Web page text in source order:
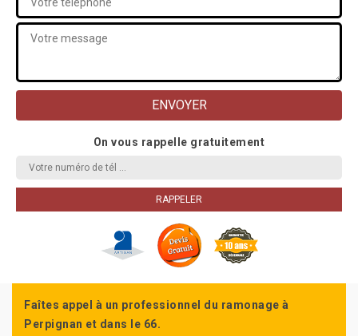
On vous rappelle gratuitement
Faîtes appel à un professionnel du ramonage à
Perpignan et dans le 66.